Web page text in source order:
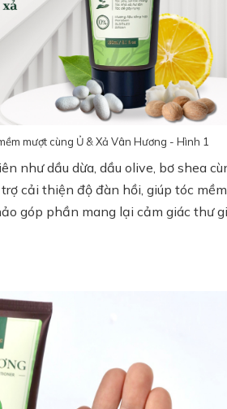
mượt cùng Ủ & Xả Vân Hương - Hình 1
như dầu dừa, dầu olive, bơ shea
cải thiện độ đàn hồi, giúp tóc
góp phần mang lại cảm giác thư